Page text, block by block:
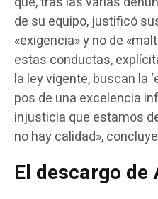
de su equipo, justificó
«exigencia» y no de
estas conductas,
la ley vigente, buscan la
pos de una excelencia
injusticia que estamos
no hay calidad»,
El descargo de